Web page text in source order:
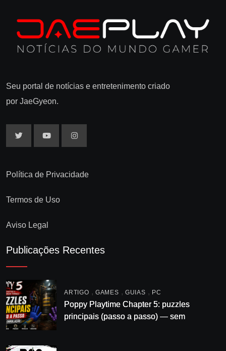
Seu portal de notícias e entretenimento criado
por JaeGyeon.
Política de Privacidade
Termos de Uso
Aviso Legal
Publicações Recentes
ARTIGO , GAMES , GUIAS , PC
Poppy Playtime Chapter 5: puzzles
principais (passo a passo) — sem